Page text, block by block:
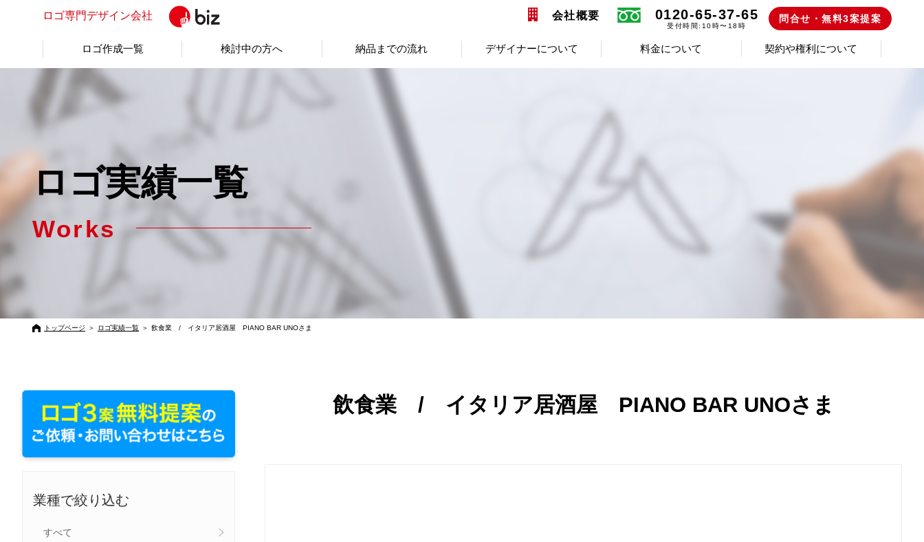
ロゴ専門デザイン会社 会社概要 0120-65-37-65
受付時間:10時〜18時
問合せ・無料3案提案
ロゴ作成一覧 検討中の方へ 納品までの流れ デザイナーについて 料金について 契約や権利について
ロゴ実績一覧
Works
トップページ ＞ ロゴ実績一覧 ＞ 飲食業 / イタリア居酒屋 PIANO BAR UNOさま
業種で絞り込む
すべて
飲食業 / イタリア居酒屋 PIANO BAR UNOさま